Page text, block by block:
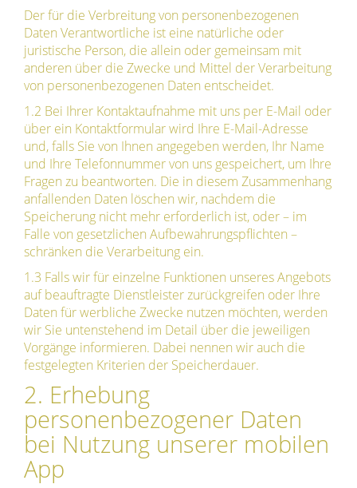
Der für die Verbreitung von personenbezogenen
Daten Verantwortliche ist eine natürliche oder
juristische Person, die allein oder gemeinsam mit
anderen über die Zwecke und Mittel der Verarbeitung
von personenbezogenen Daten entscheidet.
1.2 Bei Ihrer Kontaktaufnahme mit uns per E-Mail oder
über ein Kontaktformular wird Ihre E-Mail-Adresse
und, falls Sie von Ihnen angegeben werden, Ihr Name
und Ihre Telefonnummer von uns gespeichert, um Ihre
Fragen zu beantworten. Die in diesem Zusammenhang
anfallenden Daten löschen wir, nachdem die
Speicherung nicht mehr erforderlich ist, oder – im
Falle von gesetzlichen Aufbewahrungspflichten –
schränken die Verarbeitung ein.
1.3 Falls wir für einzelne Funktionen unseres Angebots
auf beauftragte Dienstleister zurückgreifen oder Ihre
Daten für werbliche Zwecke nutzen möchten, werden
wir Sie untenstehend im Detail über die jeweiligen
Vorgänge informieren. Dabei nennen wir auch die
festgelegten Kriterien der Speicherdauer.
2. Erhebung
personenbezogener Daten
bei Nutzung unserer mobilen
App